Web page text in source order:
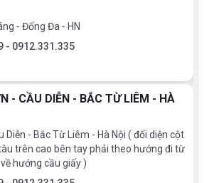
- Đống Đa - HN
- 0912.331.335
- CẦU DIỄN - BẮC TỪ LIÊM - HÀ
Diễn - Bắc Từ Liêm - Hà Nội ( đối diện cột
trên cao bên tay phải theo hướng đi từ
hướng cầu giấy )